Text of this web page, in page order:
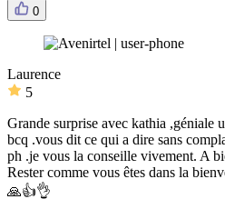
0
Laurence
5
Grande surprise avec kathia ,géniale
bcq .vous dit ce qui a dire sans
ph .je vous la conseille vivement. A
Rester comme vous êtes dans la
🙏👍👌